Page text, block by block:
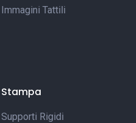
Immagini Tattili
Stampa
Supporti Rigidi